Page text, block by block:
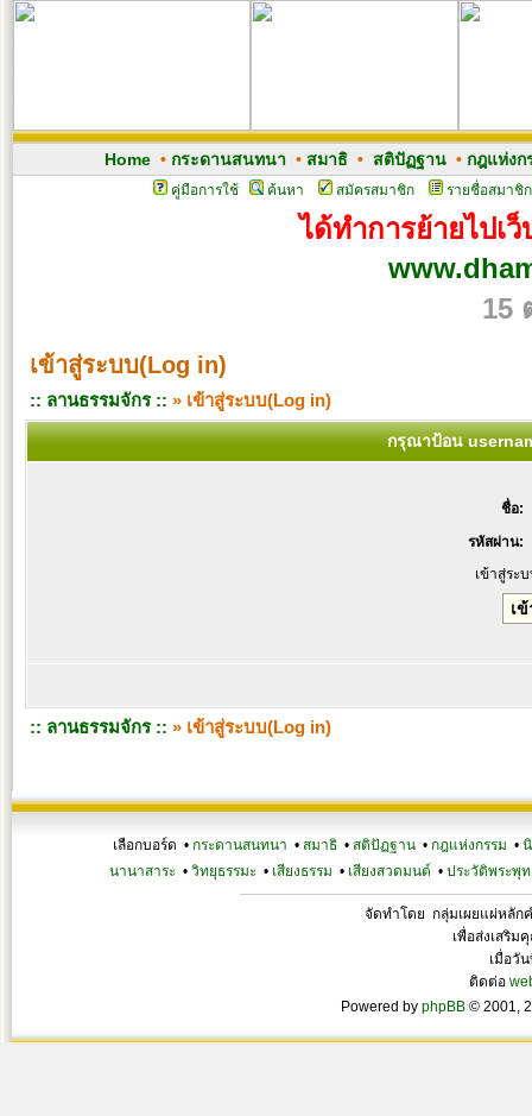
Home• กระดานสนทนา • สมาธิ• สติปัฏฐาน• กฎแห่งก
คู่มือการใช้ ค้นหา สมัครสมาชิก รายชื่อสมาชิก
ได้ทำการย้ายไปเ
15
เข้าสู่ระบบ(Log in)
:: ลานธรรมจักร :: » เข้าสู่ระบบ(Log in)
กรุณาป้อน
ชื่อ:
รหัสผ่าน:
เข้าสู่ระ
:: ลานธรรมจักร :: » เข้าสู่ระบบ(Log in)
เลือกบอร์ด • กระดานสนทนา • สมาธิ • สติปัฏฐาน • กฎแห่งกรรม •
นานาสาระ• วิทยุธรรมะ• เสียงธรรม • เสียงสวดมนต์ • ประวัติพระพุท
จัดทำโดย กลุ่มเผยแผ่หลัก
เพื่อส่งเสริม
เมื่อวั
ติดต่อ
Powered by phpBB © 2001,